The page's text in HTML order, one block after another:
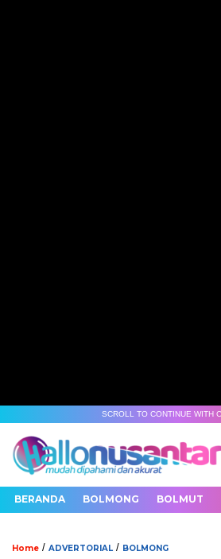
SCROLL TO CONTINUE WITH
BERANDA BOLMONG BOLMUT
Home / ADVERTORIAL / BOLMONG